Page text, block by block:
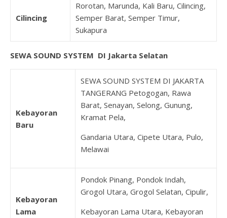
Cilincing
Rorotan, Marunda, Kali Baru, Cilincing,
Semper Barat, Semper Timur,
Sukapura
SEWA SOUND SYSTEM DI Jakarta Selatan
Kebayoran
Baru
SEWA SOUND SYSTEM DI JAKARTA
TANGERANG Petogogan, Rawa
Barat, Senayan, Selong, Gunung,
Kramat Pela,
Gandaria Utara, Cipete Utara, Pulo,
Melawai
Kebayoran
Lama
Pondok Pinang, Pondok Indah,
Grogol Utara, Grogol Selatan, Cipulir,
Kebayoran Lama Utara, Kebayoran